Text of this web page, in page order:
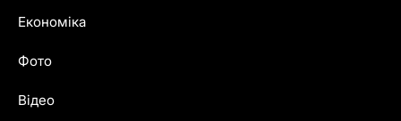
Економіка
Фото
Відео